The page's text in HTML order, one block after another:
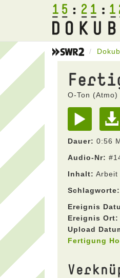
15 21
O-Ton
Dauer: 0:56
Audio-Nr:
Inhalt: Arbeit
Schlagworte:
Ereignis
Ereignis Ort:
Upload
Fertigung